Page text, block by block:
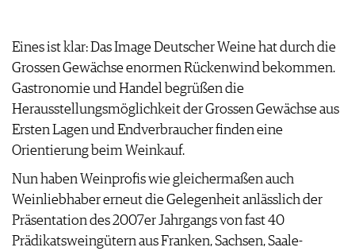
TRINKREIFETABELLE
WEINSUCHE
NEWSLETTER
WINE TRADE CLUB
REDAKTION
Eines ist klar: Das Image Deutscher Weine hat durch die
Grossen Gewächse enormen Rückenwind bekommen.
Gastronomie und Handel begrüßen die
Herausstellungsmöglichkeit der Grossen Gewächse aus
Ersten Lagen und Endverbraucher finden eine
Orientierung beim Weinkauf.
Nun haben Weinprofis wie gleichermaßen auch
Weinliebhaber erneut die Gelegenheit anlässlich der
Präsentation des 2007er Jahrgangs von fast 40
Prädikatsweingütern aus Franken, Sachsen, Saale-